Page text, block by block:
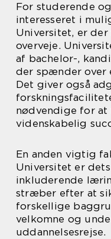
For studerende
interesseret i
Universitet, er
overveje.
af bachelor-,
der spænder over
Det giver også
nødvendige for
videnskabelig
En anden vigtig
Universitet er
inkluderende
stræber efter at
forskellige
velkomne og
uddannelsesrejse.